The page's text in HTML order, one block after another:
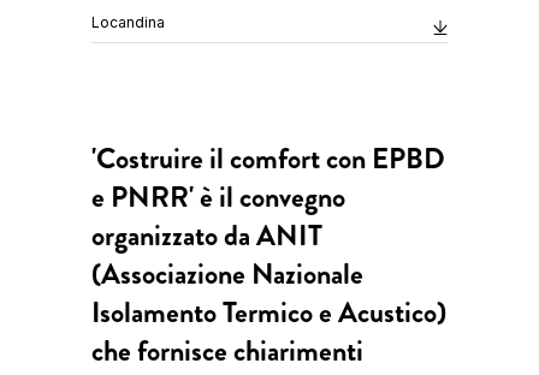
Locandina
'Costruire il comfort con EPBD
e PNRR' è il convegno
organizzato da ANIT
(Associazione Nazionale
Isolamento Termico e Acustico)
che fornisce chiarimenti